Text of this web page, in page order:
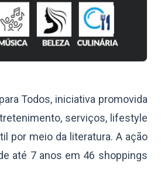
Todos, iniciativa promovida
serviços, lifestyle
por meio da literatura. A ação
até 7 anos em 46 shoppings